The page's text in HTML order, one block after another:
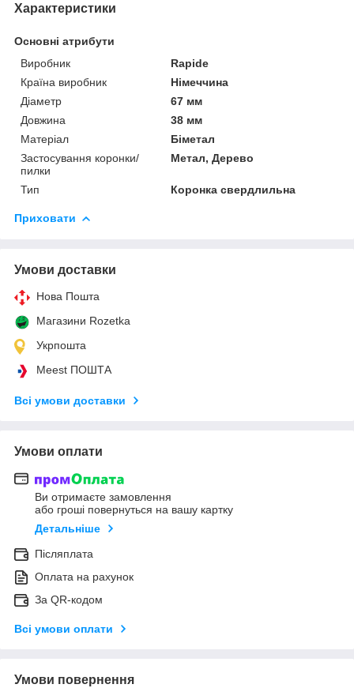
Характеристики
Основні атрибути
Виробник
Rapide
Країна виробник
Німеччина
Діаметр
67 мм
Довжина
38 мм
Матеріал
Біметал
Застосування коронки/
пилки
Метал, Дерево
Тип Коронка свердлильна
Приховати
Умови доставки
Нова Пошта
Магазини Rozetka
Укрпошта
Meest ПОШТА
Всі умови доставки
Умови оплати
Ви отримаєте замовлення
або гроші повернуться на вашу картку
Детальніше
Післяплата
Оплата на рахунок
За QR-кодом
Всі умови оплати
Умови повернення